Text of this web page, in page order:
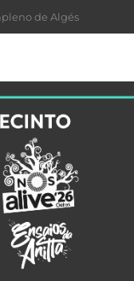
de Algés